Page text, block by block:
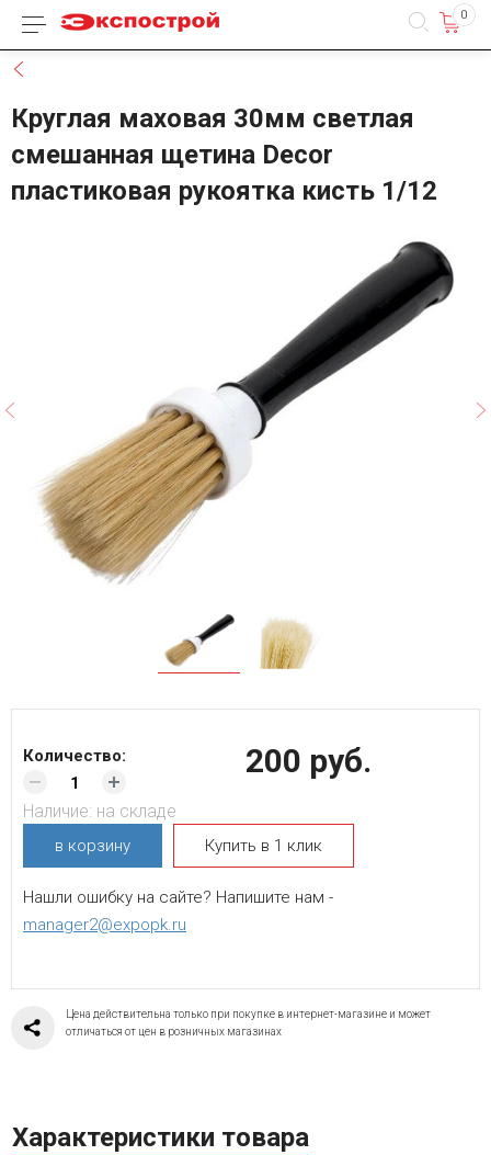
Каталог товаров 0
Круглая маховая 30мм светлая
смешанная щетина Decor
пластиковая рукоятка кисть 1/12
200 руб.
Количество:
Наличие: на складе
в корзину Купить в 1 клик
Нашли ошибку на сайте? Напишите нам -
manager2@expopk.ru
Цена действительна только при покупке в интернет-магазине и может
отличаться от цен в розничных магазинах
Характеристики товара